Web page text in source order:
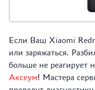
Если Ваш Xiaomi
или заряжаться.
больше не реагирует
Аксеум! Мастера